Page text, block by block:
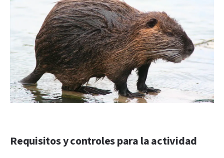
Requisitos y controles para la actividad